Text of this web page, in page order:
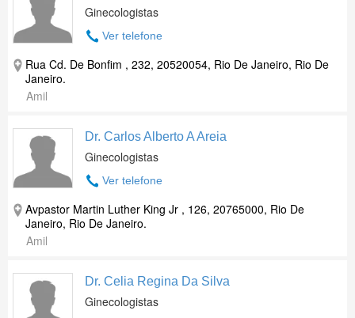
Ginecologistas
Ver telefone
Rua Cd. De Bonfim , 232, 20520054, Rio De Janeiro, Rio De
Janeiro.
Amil
Dr. Carlos Alberto A Areia
Ginecologistas
Ver telefone
Avpastor Martin Luther King Jr , 126, 20765000, Rio De
Janeiro, Rio De Janeiro.
Amil
Dr. Celia Regina Da Silva
Ginecologistas